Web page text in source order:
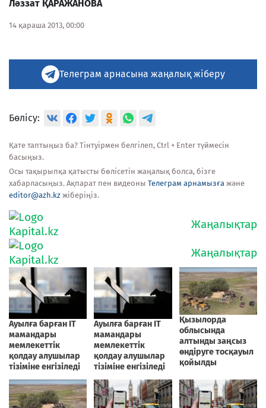
Ләззат ҚАРАЖАНОВА
14 қараша 2013, 00:00
Телеграм арнасына жаңалық жіберу
Бөлісу:
Қате таптыңыз ба? Тінтуірмен белгілеп, Ctrl + Enter түймесін
басыңыз.
Осы тақырыпқа қатысты бөлісетін жаңалық болса, бізге
хабарласыңыз. Ақпарат пен видеоны Телеграм арнамызға және
editor@azh.kz жіберіңіз.